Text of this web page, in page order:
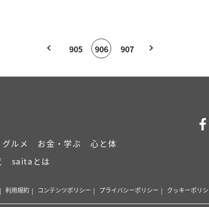
905 906 907
ルメ お金・学ぶ
心と体
saitaとは
利用規約 コンテンツポリシー プライバシーポリシー クッキーポリ